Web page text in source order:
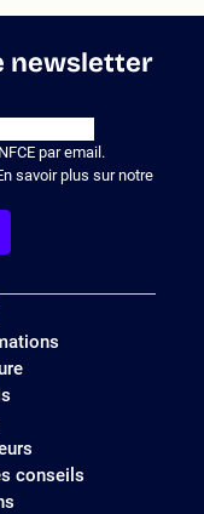
newsletter
par email.
savoir plus sur notre
conseils